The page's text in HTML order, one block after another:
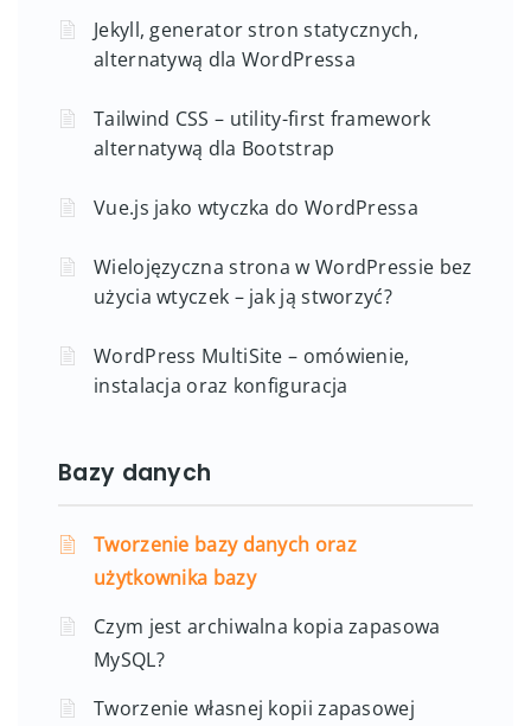
Jekyll, generator stron statycznych,
alternatywą dla WordPressa
Tailwind CSS – utility-first framework
alternatywą dla Bootstrap
Vue.js jako wtyczka do WordPressa
Wielojęzyczna strona w WordPressie bez
użycia wtyczek – jak ją stworzyć?
WordPress MultiSite – omówienie,
instalacja oraz konfiguracja
Bazy danych
Tworzenie bazy danych oraz
użytkownika bazy
Czym jest archiwalna kopia zapasowa
MySQL?
Tworzenie własnej kopii zapasowej